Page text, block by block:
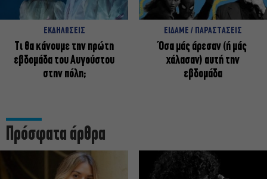
ΕΚΔΗΛΩΣΕΙΣ
Τι θα κάνουμε την πρώτη
εβδομάδα του Αυγούστου
στην πόλη;
ΕΙΔΑΜΕ / ΠΑΡΑΣΤΑΣΕΙΣ
Όσα μάς άρεσαν (ή μάς
χάλασαν) αυτή την
εβδομάδα
Πρόσφατα άρθρα